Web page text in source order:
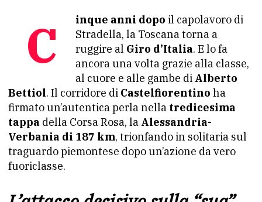
Cinque anni dopo il capolavoro di
Stradella, la Toscana torna a
ruggire al Giro d’Italia. E lo fa
ancora una volta grazie alla classe,
al cuore e alle gambe di Alberto
Bettiol. Il corridore di Castelfiorentino ha
firmato un’autentica perla nella tredicesima
tappa della Corsa Rosa, la Alessandria-
Verbania di 187 km, trionfando in solitaria sul
traguardo piemontese dopo un’azione da vero
fuoriclasse.